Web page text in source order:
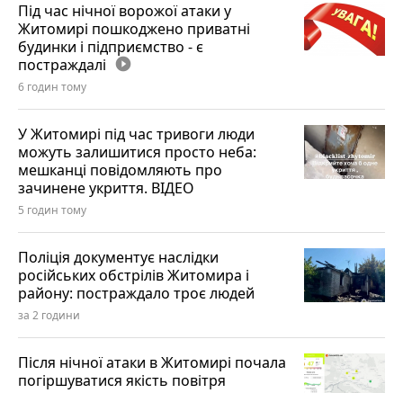
Під час нічної ворожої атаки у
Житомирі пошкоджено приватні
будинки і підприємство - є
постраждалі play_circle_filled
6 годин тому
У Житомирі під час тривоги люди
можуть залишитися просто неба:
мешканці повідомляють про
зачинене укриття. ВІДЕО
5 годин тому
Поліція документує наслідки
російських обстрілів Житомира і
району: постраждало троє людей
за 2 години
Після нічної атаки в Житомирі почала
погіршуватися якість повітря